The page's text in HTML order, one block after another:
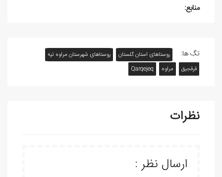
منابع:
تگ ها: روستاهای استان گلستان
روستاهای شهرستان مراوه تپه
قرقجیق
مراوه Qarqejeq
نظرات
ارسال نظر :